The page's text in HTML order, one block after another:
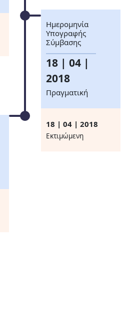
Ημερομηνία
Υπογραφής
Σύμβασης
18 | 04 |
2018
Πραγματική
18 | 04 | 2018
Eκτιμώμενη